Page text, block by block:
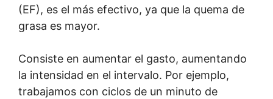
(EF), es el más efectivo, ya que la quema de
grasa es mayor.
Consiste en aumentar el gasto, aumentando
la intensidad en el intervalo. Por ejemplo,
trabajamos con ciclos de un minuto de